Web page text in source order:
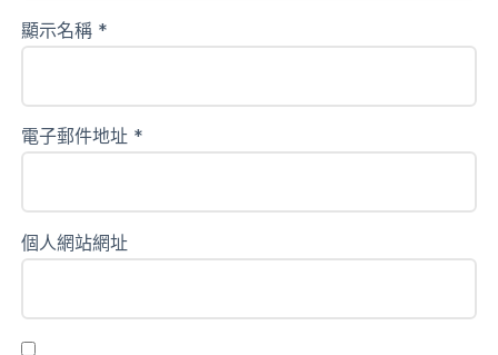
顯示名稱 *
電子郵件地址 *
個人網站網址